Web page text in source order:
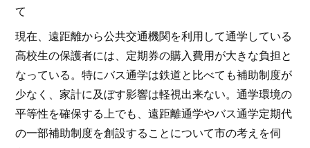
て
現在、遠距離から公共交通機関を利用して通学している
高校生の保護者には、定期券の購入費用が大きな負担と
なっている。特にバス通学は鉄道と比べても補助制度が
少なく、家計に及ぼす影響は軽視出来ない。通学環境の
平等性を確保する上でも、遠距離通学やバス通学定期代
の一部補助制度を創設することについて市の考えを伺